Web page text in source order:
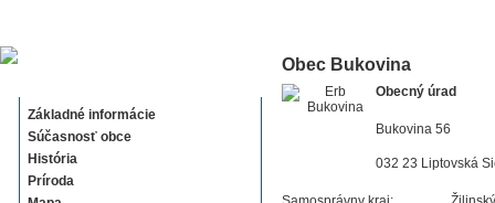
Základné informácie
Súčasnosť obce
História
Príroda
Obec Bukovina
Obecný úrad
Bukovina 56
032 23 Liptovská